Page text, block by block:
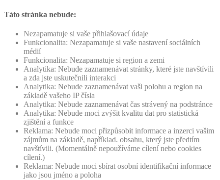
Táto stránka nebude:
Nezapamatuje si vaše přihlašovací údaje
Funkcionalita: Nezapamatuje si vaše nastavení sociálních
médií
Funkcionalita: Nezapamatuje si region a zemi
Analytika: Nebude zaznamenávat stránky, které jste navštívili
a zda jste uskutečnili interakci
Analytika: Nebude zaznamenávat vaši polohu a region na
základě vašeho IP čísla
Analytika: Nebude zaznamenávat čas strávený na podstránce
Analytika: Nebude moci zvýšit kvalitu dat pro statistická
zjištění a funkce
Reklama: Nebude moci přizpůsobit informace a inzerci vašim
zájmům na základě, například. obsahu, který jste předtím
navštívili. (Momentálně nepoužíváme cílení nebo cookies
cílení.)
Reklama: Nebude moci sbírat osobní identifikační informace
jako jsou jméno a poloha